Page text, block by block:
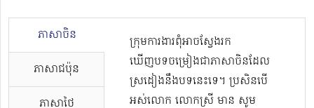
ភាសាចិន
ភាសាជប៉ុន
ភាសាថៃ
ក្រុមការងារពុំអាចស្វែងរក
ឃើញបទចម្រៀងជាភាសាចិនដែល
ស្រដៀងនឹងបទនេះទេ។ ប្រសិនបើ
អស់លោក លោកស្រី មាន សូម